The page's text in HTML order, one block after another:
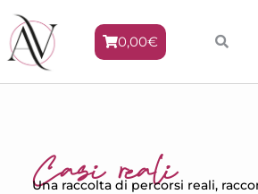
0,00€
Casi reali
Una raccolta di percorsi reali,